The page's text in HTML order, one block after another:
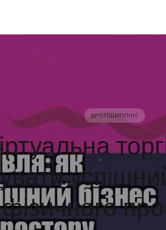
ДРОПШИППІНГ
фізичного